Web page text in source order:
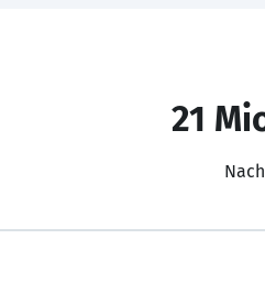
21